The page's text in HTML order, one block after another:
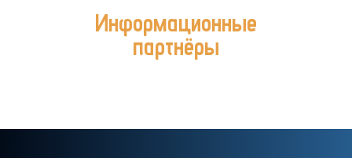
Информационные
партнёры